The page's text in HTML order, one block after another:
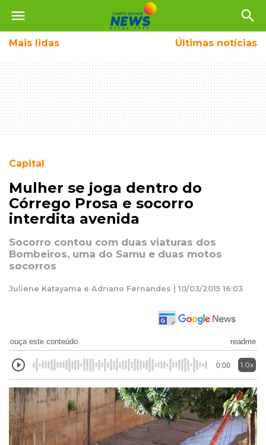
menu search
Mais lidas Últimas notícias
Capital
Mulher se joga dentro do
Córrego Prosa e socorro
interdita avenida
Socorro contou com duas viaturas dos
Bombeiros, uma do Samu e duas motos
socorros
Juliene Katayama e Adriano Fernandes | 10/03/2015 16:03
ouça este conteúdo readme
0:00 1.0x